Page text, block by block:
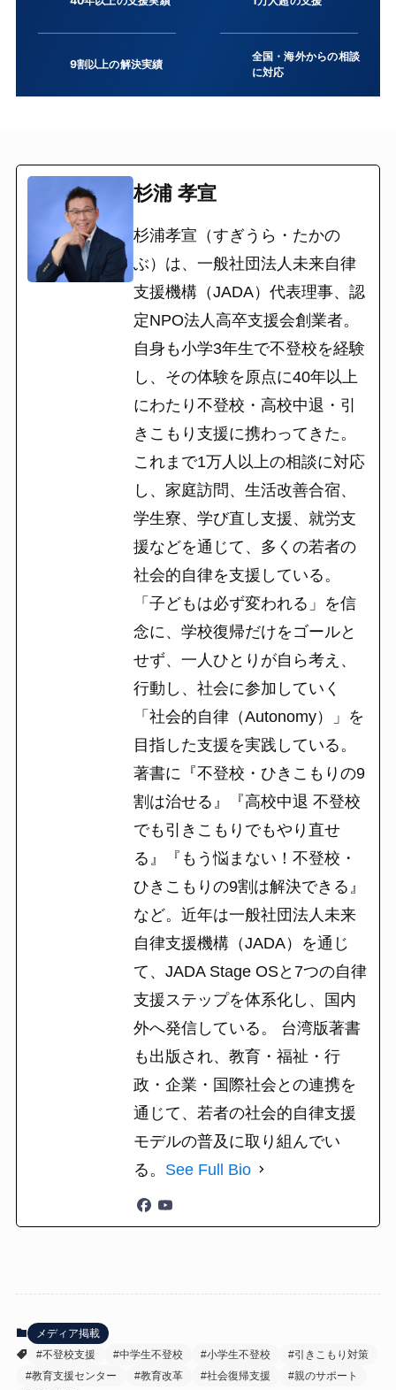
9割以上の解決実績
全国・海外からの相談
に対応
杉浦 孝宣
杉浦孝宣（すぎうら・たかの
ぶ）は、一般社団法人未来自律
支援機構（JADA）代表理事、認
定NPO法人高卒支援会創業者。
自身も小学3年生で不登校を経験
し、その体験を原点に40年以上
にわたり不登校・高校中退・引
きこもり支援に携わってきた。
これまで1万人以上の相談に対応
し、家庭訪問、生活改善合宿、
学生寮、学び直し支援、就労支
援などを通じて、多くの若者の
社会的自律を支援している。
「子どもは必ず変われる」を信
念に、学校復帰だけをゴールと
せず、一人ひとりが自ら考え、
行動し、社会に参加していく
「社会的自律（Autonomy）」を
目指した支援を実践している。
著書に『不登校・ひきこもりの9
割は治せる』『高校中退 不登校
でも引きこもりでもやり直せ
る』『もう悩まない！不登校・
ひきこもりの9割は解決できる』
など。近年は一般社団法人未来
自律支援機構（JADA）を通じ
て、JADA Stage OSと7つの自律
支援ステップを体系化し、国内
外へ発信している。 台湾版著書
も出版され、教育・福祉・行
政・企業・国際社会との連携を
通じて、若者の社会的自律支援
モデルの普及に取り組んでい
る。 See Full Bio
メディア掲載
#不登校支援
#中学生不登校 #小学生不登校
#引きこもり対策
#教育支援センター
#教育改革 #社会復帰支援
#親のサポート